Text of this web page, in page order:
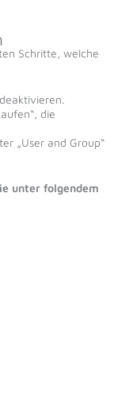
Schritte, welche
die
„User and Group“
unter folgendem